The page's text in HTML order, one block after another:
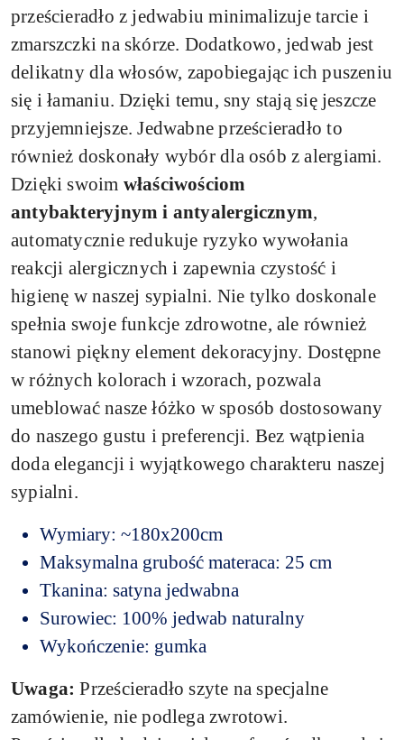
prześcieradło z jedwabiu minimalizuje tarcie i
zmarszczki na skórze. Dodatkowo, jedwab jest
delikatny dla włosów, zapobiegając ich puszeniu
się i łamaniu. Dzięki temu, sny stają się jeszcze
przyjemniejsze. Jedwabne prześcieradło to
również doskonały wybór dla osób z alergiami.
Dzięki swoim właściwościom
antybakteryjnym i antyalergicznym,
automatycznie redukuje ryzyko wywołania
reakcji alergicznych i zapewnia czystość i
higienę w naszej sypialni. Nie tylko doskonale
spełnia swoje funkcje zdrowotne, ale również
stanowi piękny element dekoracyjny. Dostępne
w różnych kolorach i wzorach, pozwala
umeblować nasze łóżko w sposób dostosowany
do naszego gustu i preferencji. Bez wątpienia
doda elegancji i wyjątkowego charakteru naszej
sypialni.
Wymiary: ~180x200cm
Maksymalna grubość materaca: 25 cm
Tkanina: satyna jedwabna
Surowiec: 100% jedwab naturalny
Wykończenie: gumka
Uwaga: Prześcieradło szyte na specjalne
zamówienie, nie podlega zwrotowi.